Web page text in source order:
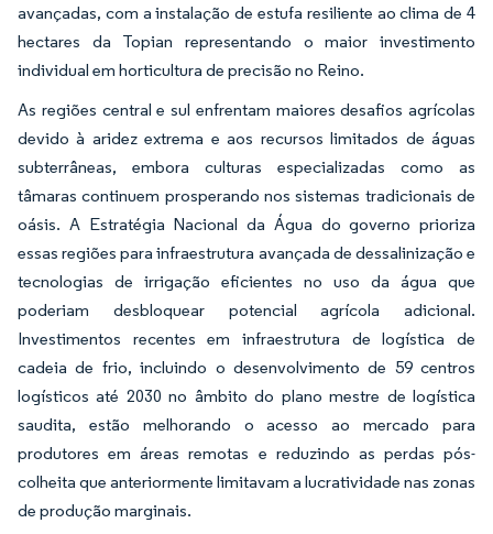
avançadas, com a instalação de estufa resiliente ao clima de 4
hectares da Topian representando o maior investimento
individual em horticultura de precisão no Reino.
As regiões central e sul enfrentam maiores desafios agrícolas
devido à aridez extrema e aos recursos limitados de águas
subterrâneas, embora culturas especializadas como as
tâmaras continuem prosperando nos sistemas tradicionais de
oásis. A Estratégia Nacional da Água do governo prioriza
essas regiões para infraestrutura avançada de dessalinização e
tecnologias de irrigação eficientes no uso da água que
poderiam desbloquear potencial agrícola adicional.
Investimentos recentes em infraestrutura de logística de
cadeia de frio, incluindo o desenvolvimento de 59 centros
logísticos até 2030 no âmbito do plano mestre de logística
saudita, estão melhorando o acesso ao mercado para
produtores em áreas remotas e reduzindo as perdas pós-
colheita que anteriormente limitavam a lucratividade nas zonas
de produção marginais.